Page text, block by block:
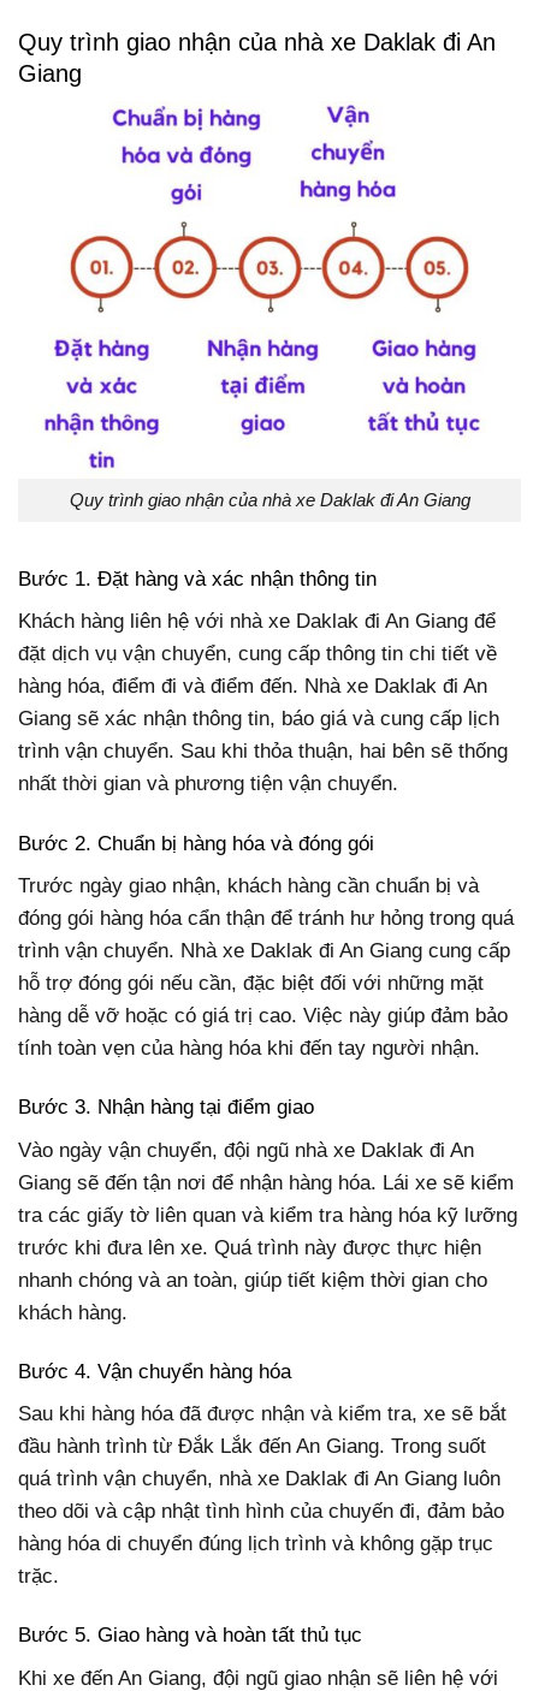
Quy trình giao nhận của nhà xe Daklak đi An
Giang
Quy trình giao nhận của nhà xe Daklak đi An Giang
Bước 1. Đặt hàng và xác nhận thông tin
Khách hàng liên hệ với nhà xe Daklak đi An Giang để
đặt dịch vụ vận chuyển, cung cấp thông tin chi tiết về
hàng hóa, điểm đi và điểm đến. Nhà xe Daklak đi An
Giang sẽ xác nhận thông tin, báo giá và cung cấp lịch
trình vận chuyển. Sau khi thỏa thuận, hai bên sẽ thống
nhất thời gian và phương tiện vận chuyển.
Bước 2. Chuẩn bị hàng hóa và đóng gói
Trước ngày giao nhận, khách hàng cần chuẩn bị và
đóng gói hàng hóa cẩn thận để tránh hư hỏng trong quá
trình vận chuyển. Nhà xe Daklak đi An Giang cung cấp
hỗ trợ đóng gói nếu cần, đặc biệt đối với những mặt
hàng dễ vỡ hoặc có giá trị cao. Việc này giúp đảm bảo
tính toàn vẹn của hàng hóa khi đến tay người nhận.
Bước 3. Nhận hàng tại điểm giao
Vào ngày vận chuyển, đội ngũ nhà xe Daklak đi An
Giang sẽ đến tận nơi để nhận hàng hóa. Lái xe sẽ kiểm
tra các giấy tờ liên quan và kiểm tra hàng hóa kỹ lưỡng
trước khi đưa lên xe. Quá trình này được thực hiện
nhanh chóng và an toàn, giúp tiết kiệm thời gian cho
khách hàng.
Bước 4. Vận chuyển hàng hóa
Sau khi hàng hóa đã được nhận và kiểm tra, xe sẽ bắt
đầu hành trình từ Đắk Lắk đến An Giang. Trong suốt
quá trình vận chuyển, nhà xe Daklak đi An Giang luôn
theo dõi và cập nhật tình hình của chuyến đi, đảm bảo
hàng hóa di chuyển đúng lịch trình và không gặp trục
trặc.
Bước 5. Giao hàng và hoàn tất thủ tục
Khi xe đến An Giang, đội ngũ giao nhận sẽ liên hệ với